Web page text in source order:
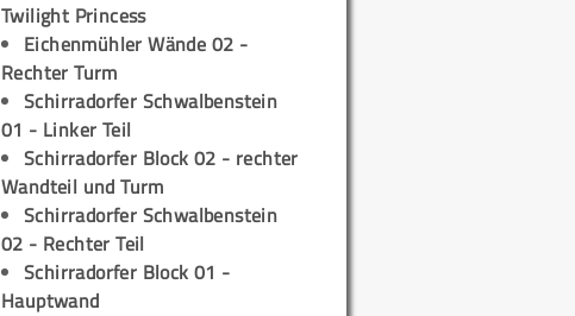
Twilight Princess
Eichenmühler Wände 02 -
Rechter Turm
Schirradorfer Schwalbenstein
01 - Linker Teil
Schirradorfer Block 02 - rechter
Wandteil und Turm
Schirradorfer Schwalbenstein
02 - Rechter Teil
Schirradorfer Block 01 -
Hauptwand